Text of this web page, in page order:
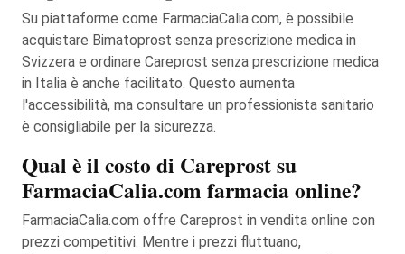
Su piattaforme come FarmaciaCalia.com, è possibile
acquistare Bimatoprost senza prescrizione medica in
Svizzera e ordinare Careprost senza prescrizione medica
in Italia è anche facilitato. Questo aumenta
l'accessibilità, ma consultare un professionista sanitario
è consigliabile per la sicurezza.
Qual è il costo di Careprost su
FarmaciaCalia.com farmacia online?
FarmaciaCalia.com offre Careprost in vendita online con
prezzi competitivi. Mentre i prezzi fluttuano,